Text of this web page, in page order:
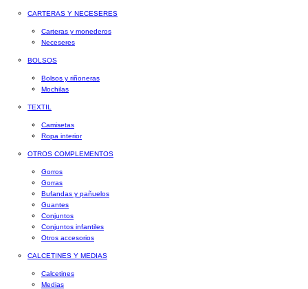
CARTERAS Y NECESERES
Carteras y monederos
Neceseres
BOLSOS
Bolsos y riñoneras
Mochilas
TEXTIL
Camisetas
Ropa interior
OTROS COMPLEMENTOS
Gorros
Gorras
Bufandas y pañuelos
Guantes
Conjuntos
Conjuntos infantiles
Otros accesorios
CALCETINES Y MEDIAS
Calcetines
Medias